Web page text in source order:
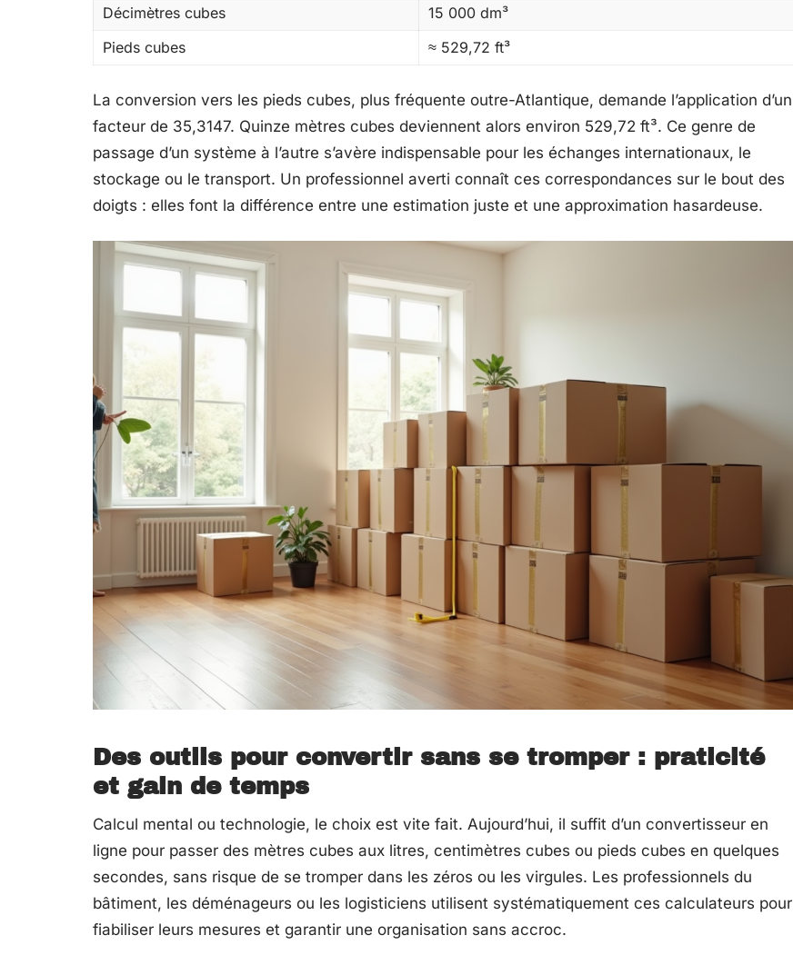
Décimètres cubes
15 000 dm³
Pieds cubes
≈ 529,72 ft³
La conversion vers les pieds cubes, plus fréquente outre-Atlantique, demande l’application d’un
facteur de 35,3147. Quinze mètres cubes deviennent alors environ 529,72 ft³. Ce genre de
passage d’un système à l’autre s’avère indispensable pour les échanges internationaux, le
stockage ou le transport. Un professionnel averti connaît ces correspondances sur le bout des
doigts : elles font la différence entre une estimation juste et une approximation hasardeuse.
Des outils pour convertir sans se tromper : praticité
et gain de temps
Calcul mental ou technologie, le choix est vite fait. Aujourd’hui, il suffit d’un convertisseur en
ligne pour passer des mètres cubes aux litres, centimètres cubes ou pieds cubes en quelques
secondes, sans risque de se tromper dans les zéros ou les virgules. Les professionnels du
bâtiment, les déménageurs ou les logisticiens utilisent systématiquement ces calculateurs pour
fiabiliser leurs mesures et garantir une organisation sans accroc.